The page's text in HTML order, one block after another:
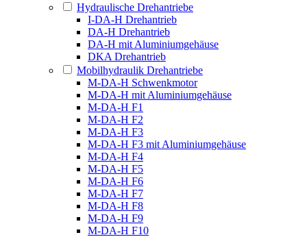
Hydraulische Drehantriebe
I-DA-H Drehantrieb
DA-H Drehantrieb
DA-H mit Aluminiumgehäuse
DKA Drehantrieb
Mobilhydraulik Drehantriebe
M-DA-H Schwenkmotor
M-DA-H mit Aluminiumgehäuse
M-DA-H F1
M-DA-H F2
M-DA-H F3
M-DA-H F3 mit Aluminiumgehäuse
M-DA-H F4
M-DA-H F5
M-DA-H F6
M-DA-H F7
M-DA-H F8
M-DA-H F9
M-DA-H F10